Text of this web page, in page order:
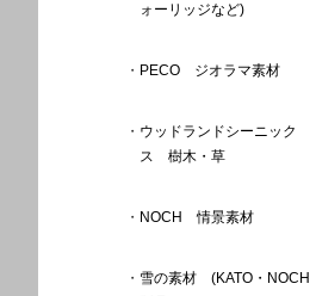
ォーリッジなど)
PECO ジオラマ素材
ウッドランドシーニック
ス 樹木・草
NOCH 情景素材
雪の素材 (KATO・NOCH